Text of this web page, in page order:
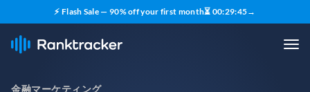
⚡ Flash Sale — 90% off your first month⏳ 00:29:43→
金融マーケティング